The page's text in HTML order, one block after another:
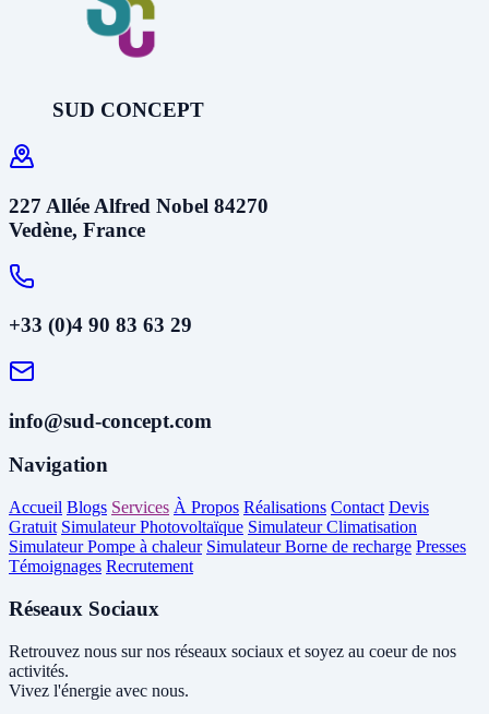
SUD CONCEPT
227 Allée Alfred Nobel 84270
Vedène, France
+33 (0)4 90 83 63 29
info@sud-concept.com
Navigation
Accueil Blogs Services À Propos Réalisations Contact Devis
Gratuit Simulateur Photovoltaïque Simulateur Climatisation
Simulateur Pompe à chaleur Simulateur Borne de recharge Presses
Témoignages Recrutement
Réseaux Sociaux
Retrouvez nous sur nos réseaux sociaux et soyez au coeur de nos
activités.
Vivez l'énergie avec nous.